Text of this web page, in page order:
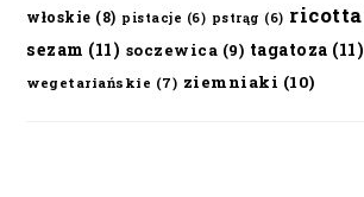
włoskie (8) pistacje (6) pstrąg (6) ricotta
sezam (11) soczewica (9) tagatoza (11)
wegetariańskie (7) ziemniaki (10)